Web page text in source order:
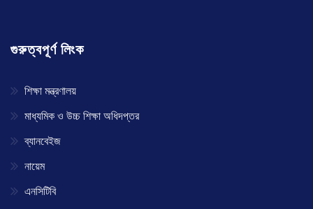
গুরুত্বপূর্ণ লিংক
শিক্ষা মন্ত্রণালয়
মাধ্যমিক ও উচ্চ শিক্ষা অধিদপ্তর
ব্যানবেইজ
নায়েম
এনসিটিবি